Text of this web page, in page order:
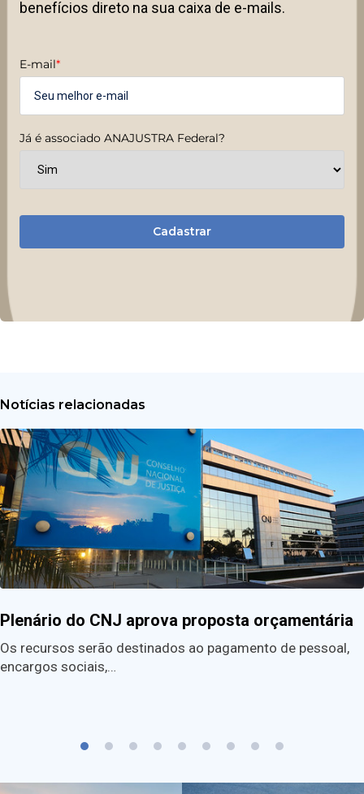
benefícios direto na sua caixa de e-mails.
E-mail*
Já é associado ANAJUSTRA Federal?
Cadastrar
Notícias relacionadas
Plenário do CNJ aprova proposta orçamentária
Os recursos serão destinados ao pagamento de pessoal,
encargos sociais,…